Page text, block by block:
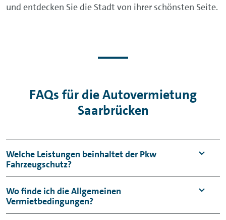
und entdecken Sie die Stadt von ihrer schönsten Seite. ­­­­­­­­­­­­­­­­­­
FAQs für die Autovermietung
Saarbrücken
Welche Leistungen beinhaltet der Pkw
Fahrzeugschutz?
Der Pkw Fahrzeugschutz umfasst einen
Haftpflicht- sowie einen Kaskoschutz mit
Selbstbeteiligung (Vollkasko: 950 €,
Wo finde ich die Allgemeinen
Vermietbedingungen?